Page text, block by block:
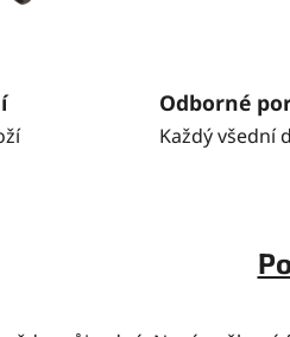
Odborné
Každý všední